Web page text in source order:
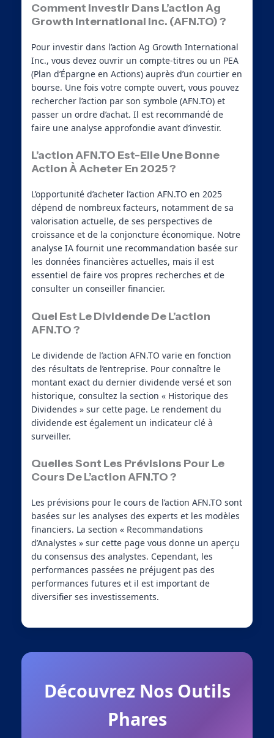
Comment Investir Dans L’action Ag
Growth International Inc. (AFN.TO) ?
Pour investir dans l’action Ag Growth International
Inc., vous devez ouvrir un compte-titres ou un PEA
(Plan d’Épargne en Actions) auprès d’un courtier en
bourse. Une fois votre compte ouvert, vous pouvez
rechercher l’action par son symbole (AFN.TO) et
passer un ordre d’achat. Il est recommandé de
faire une analyse approfondie avant d’investir.
L’action AFN.TO Est-Elle Une Bonne
Action À Acheter En 2025 ?
L’opportunité d’acheter l’action AFN.TO en 2025
dépend de nombreux facteurs, notamment de sa
valorisation actuelle, de ses perspectives de
croissance et de la conjoncture économique. Notre
analyse IA fournit une recommandation basée sur
les données financières actuelles, mais il est
essentiel de faire vos propres recherches et de
consulter un conseiller financier.
Quel Est Le Dividende De L’action
AFN.TO ?
Le dividende de l’action AFN.TO varie en fonction
des résultats de l’entreprise. Pour connaître le
montant exact du dernier dividende versé et son
historique, consultez la section « Historique des
Dividendes » sur cette page. Le rendement du
dividende est également un indicateur clé à
surveiller.
Quelles Sont Les Prévisions Pour Le
Cours De L’action AFN.TO ?
Les prévisions pour le cours de l’action AFN.TO sont
basées sur les analyses des experts et les modèles
financiers. La section « Recommandations
d’Analystes » sur cette page vous donne un aperçu
du consensus des analystes. Cependant, les
performances passées ne préjugent pas des
performances futures et il est important de
diversifier ses investissements.
Découvrez Nos Outils
Phares